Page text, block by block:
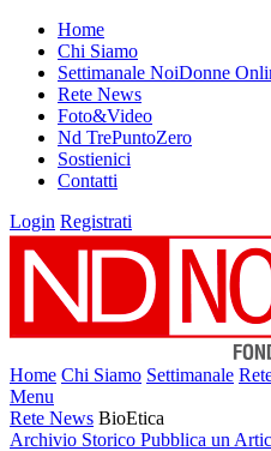
Home
Chi Siamo
Settimanale NoiDonne
Rete News
Foto&Video
Nd TrePuntoZero
Sostienici
Contatti
Login Registrati
Home Chi Siamo Settimanale
Menu
Rete News BioEtica
Archivio Storico Pubblica un